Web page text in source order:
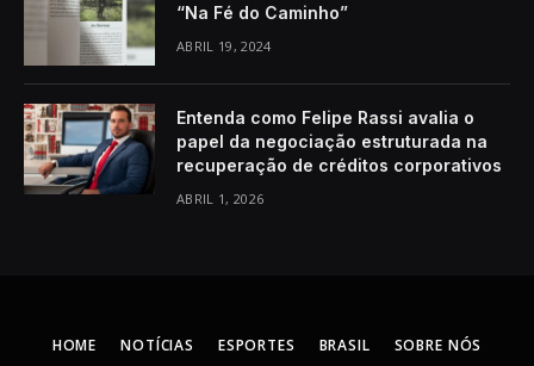
“Na Fé do Caminho”
ABRIL 19, 2024
Entenda como Felipe Rassi avalia o
papel da negociação estruturada na
recuperação de créditos corporativos
ABRIL 1, 2026
HOME NOTÍCIAS ESPORTES BRASIL SOBRE NÓS